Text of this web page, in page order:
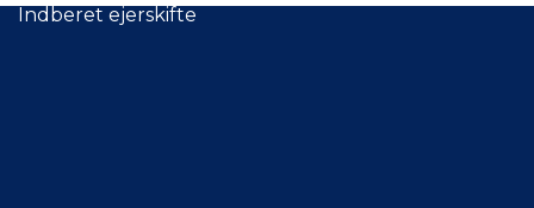
Indberet ejerskifte